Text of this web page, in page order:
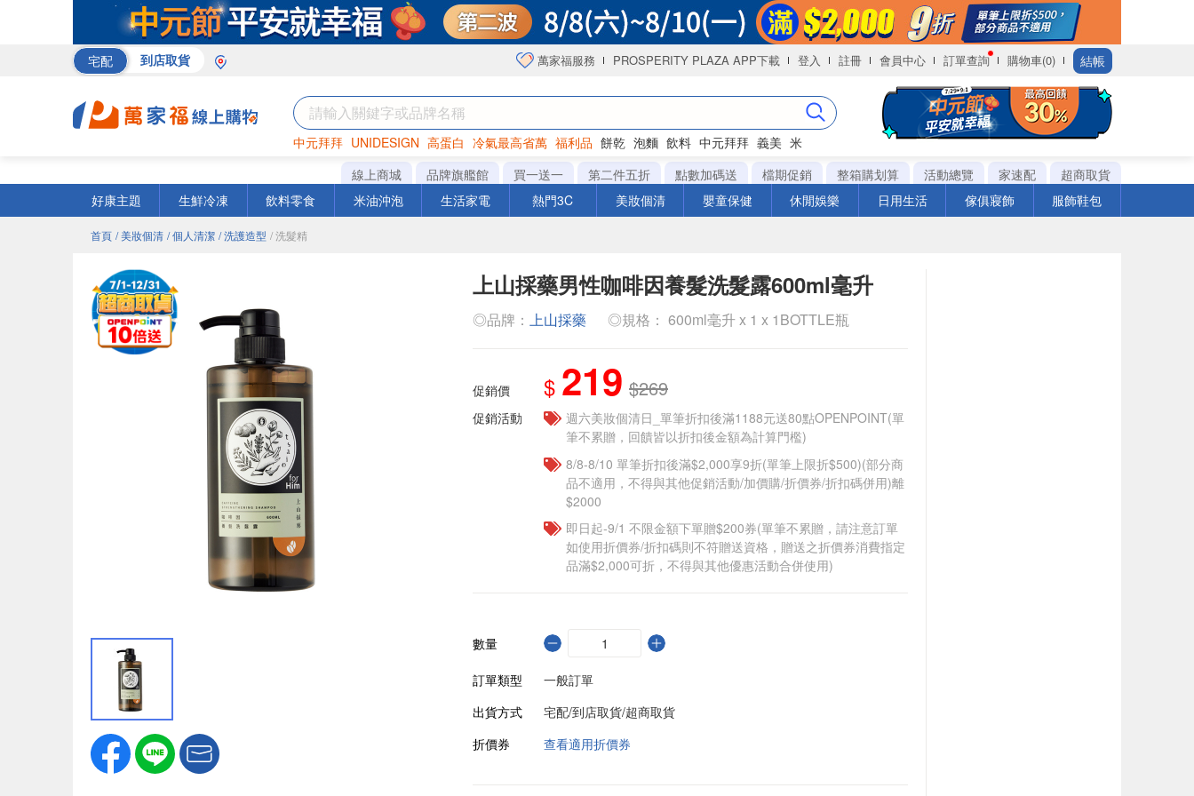
宅配 到店取貨 萬家福服務 PROSPERITY PLAZA APP下載 登入 註冊 會員中心 訂單查詢 購物車(0) 結帳
中元拜拜 UNIDESIGN 高蛋白 冷氣最高省萬 福利品 餅乾 泡麵 飲料 中元拜拜 義美 米
罐頭 海苔 洋芋片
線上商城 品牌旗艦館 買一送一 第二件五折 點數加碼送 檔期促銷 整箱購划算 活動總覽 家速配
超商取貨
好康主題
生鮮冷凍 飲料零食 米油沖泡 生活家電 熱門3C 美妝個清 嬰童保健 休閒娛樂 日用生活 傢俱寢飾 服飾鞋包
首頁 / 美妝個清 / 個人清潔 / 洗護造型 / 洗髮精
上山採藥男性咖啡因養髮洗髮露600ml毫升
◎品牌： 上山採藥 ◎規格： 600ml毫升 x 1 x 1BOTTLE瓶
促銷價 $ 219 $269
促銷活動
週六美妝個清日_單筆折扣後滿1188元送80點OPENPOINT(單
筆不累贈，回饋皆以折扣後金額為計算門檻)
8/8-8/10 單筆折扣後滿$2,000享9折(單筆上限折$500)(部分商
品不適用，不得與其他促銷活動/加價購/折價券/折扣碼併用)離
$2000
即日起-9/1 不限金額下單贈$200券(單筆不累贈，請注意訂單
如使用折價券/折扣碼則不符贈送資格，贈送之折價券消費指定
品滿$2,000可折，不得與其他優惠活動合併使用)
數量
訂單類型
一般訂單
出貨方式
宅配/到店取貨/超商取貨
折價券
查看適用折價券